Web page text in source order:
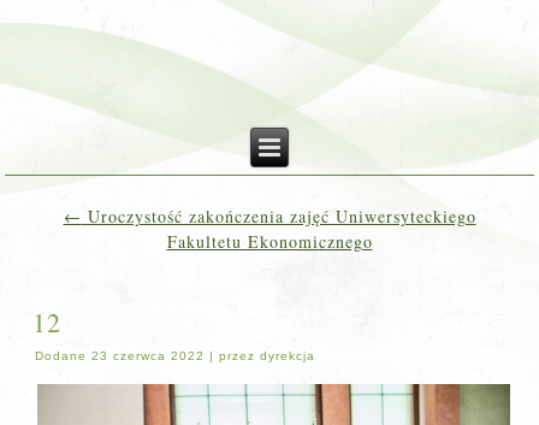
← Uroczystość zakończenia zajęć Uniwersyteckiego
Fakultetu Ekonomicznego
12
Dodane 23 czerwca 2022 |przez dyrekcja